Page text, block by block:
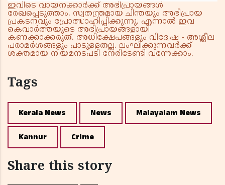
ഇവിടെ വായനക്കാർക്ക് അഭിപ്രായങ്ങൾ
രേഖപ്പെടുത്താം. സ്വതന്ത്രമായ ചിന്തയും അഭിപ്രായ
പ്രകടനവും പ്രോത്സാഹിപ്പിക്കുന്നു. എന്നാൽ ഇവ
കെവാർത്തയുടെ അഭിപ്രായങ്ങളായി
കണക്കാക്കരുത്. അധിക്ഷേപങ്ങളും വിദ്വേഷ - അശ്ലീല
പരാമർശങ്ങളും പാടുള്ളതല്ല. ലംഘിക്കുന്നവർക്ക്
ശക്തമായ നിയമനടപടി നേരിടേണ്ടി വന്നേക്കാം.
Tags
Kerala News News Malayalam News
Kannur Crime
Share this story